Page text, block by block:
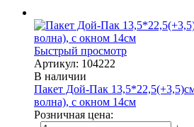
Быстрый просмотр
Артикул: 104222
В наличии
Пакет Дой-Пак
волна), с окном 14см
Розничная цена: